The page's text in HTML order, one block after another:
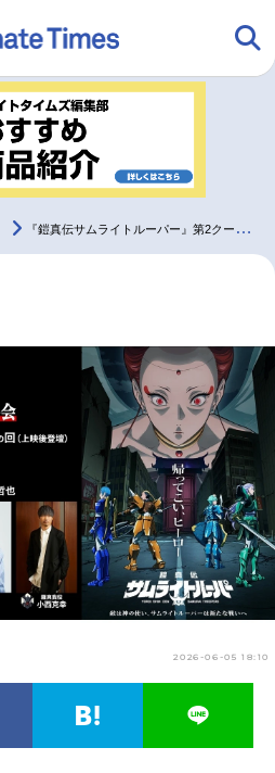
アニメ
トレンド 無料マンガ
声優記事一覧
実写化映画一覧
夏アニメ
『鎧真伝サムライトルーパー』第2クール先行上映会 開催決定
2026-06-05 18:10